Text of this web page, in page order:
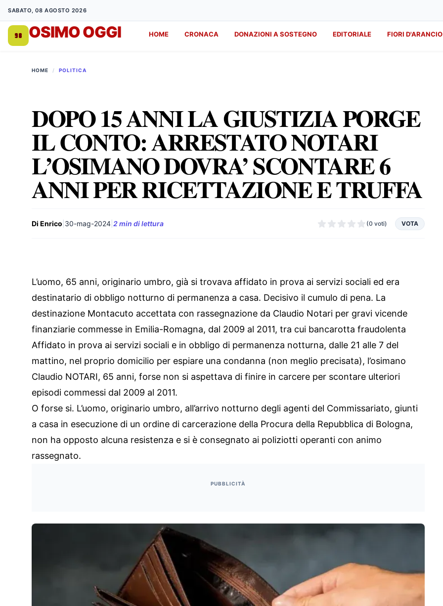
SABATO, 08 AGOSTO 2026
OSIMO OGGI HOME CRONACA DONAZIONI A SOSTEGNO EDITORIALE FIORI D'ARANCIO
HOME / POLITICA
DOPO 15 ANNI LA GIUSTIZIA PORGE
IL CONTO: ARRESTATO NOTARI
L’OSIMANO DOVRA’ SCONTARE 6
ANNI PER RICETTAZIONE E TRUFFA
Di Enrico 30-mag-2024 2 min di lettura (0 voti) VOTA
L’uomo, 65 anni, originario umbro, già si trovava affidato in prova ai servizi sociali ed era
destinatario di obbligo notturno di permanenza a casa. Decisivo il cumulo di pena. La
destinazione Montacuto accettata con rassegnazione da Claudio Notari per gravi vicende
finanziarie commesse in Emilia-Romagna, dal 2009 al 2011, tra cui bancarotta fraudolenta
Affidato in prova ai servizi sociali e in obbligo di permanenza notturna, dalle 21 alle 7 del
mattino, nel proprio domicilio per espiare una condanna (non meglio precisata), l’osimano
Claudio NOTARI, 65 anni, forse non si aspettava di finire in carcere per scontare ulteriori
episodi commessi dal 2009 al 2011.
O forse si. L’uomo, originario umbro, all’arrivo notturno degli agenti del Commissariato, giunti
a casa in esecuzione di un ordine di carcerazione della Procura della Repubblica di Bologna,
non ha opposto alcuna resistenza e si è consegnato ai poliziotti operanti con animo
rassegnato.
PUBBLICITÀ